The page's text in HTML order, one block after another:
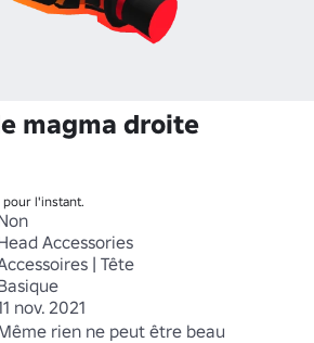
magma droite
l'instant.
Accessories
| Tête
nov. 2021
rien ne peut être beau